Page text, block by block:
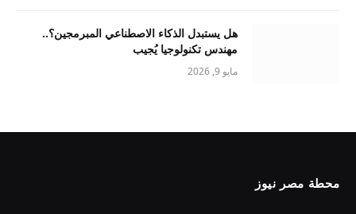
هل يستبدل الذكاء الاصطناعي المبرمجين؟..
مهندس تكنولوجيا يُجيب
مايو 9, 2026
محطة مصر نيوز